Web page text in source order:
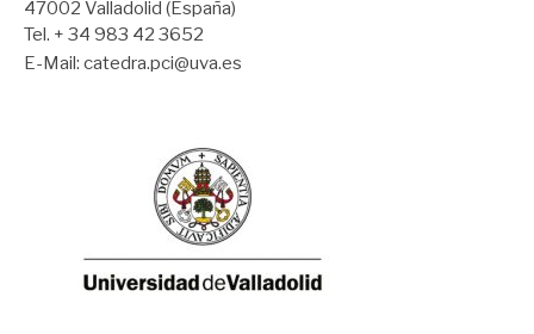
47002 Valladolid (España)
Tel. + 34 983 42 3652
E-Mail: catedra.pci@uva.es